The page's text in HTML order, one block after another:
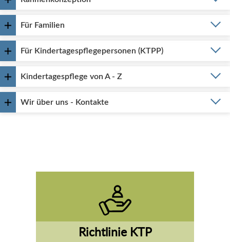
Für Familien
Für Kindertagespflegepersonen (KTPP)
Kindertagespflege von A - Z
Wir über uns - Kontakte
Richtlinie KTP